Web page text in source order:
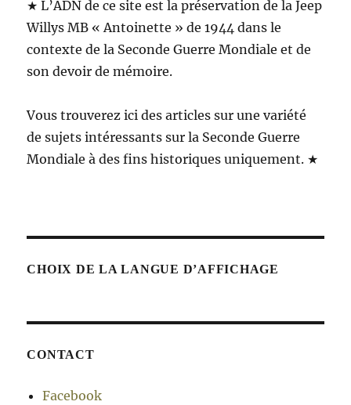
★ L’ADN de ce site est la préservation de la Jeep
Willys MB « Antoinette » de 1944 dans le
contexte de la Seconde Guerre Mondiale et de
son devoir de mémoire.
Vous trouverez ici des articles sur une variété
de sujets intéressants sur la Seconde Guerre
Mondiale à des fins historiques uniquement. ★
CHOIX DE LA LANGUE D’AFFICHAGE
CONTACT
Facebook